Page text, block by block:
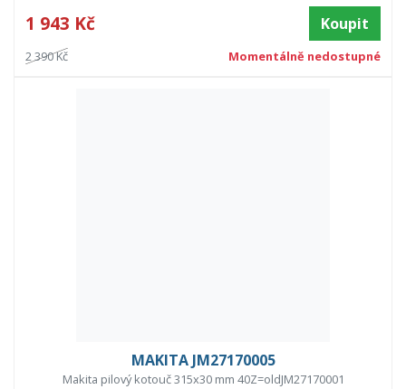
1 943 Kč Koupit
2 390 Kč Momentálně nedostupné
MAKITA JM27170005
Makita pilový kotouč 315x30 mm 40Z=oldJM27170001